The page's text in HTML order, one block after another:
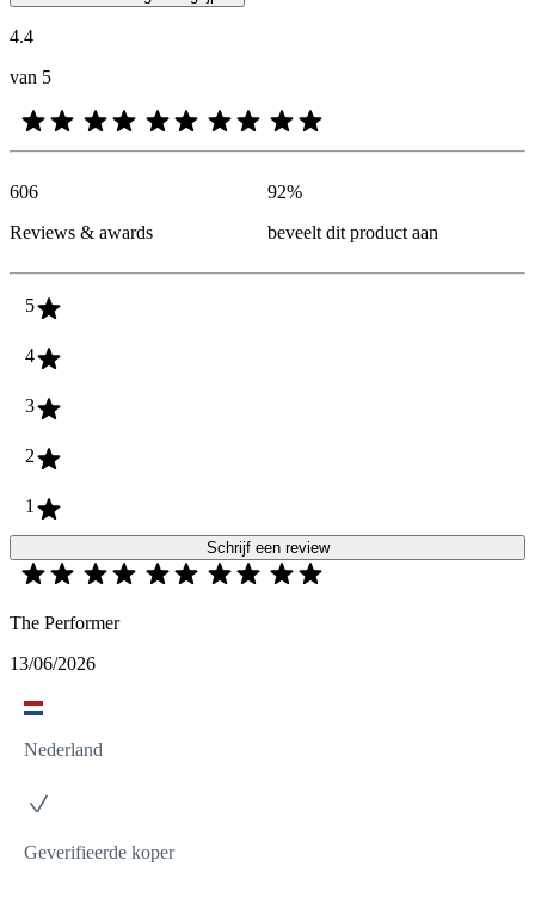
4.4
van 5
606
Reviews & awards
92%
beveelt dit product aan
5
4
3
2
1
Schrijf een review
The Performer
13/06/2026
Nederland
Geverifieerde koper